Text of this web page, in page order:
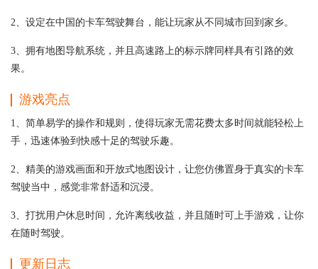
2、设定在中国的卡车驾驶舞台，能让玩家从不同城市回到家乡。
3、拥有地图导航系统，并且高速路上的标示牌同样具有引路的效
果。
游戏亮点
1、简单易学的操作和规则，使得玩家无需花费太多时间就能轻松上
手，迅速体验到快感十足的驾驶乐趣。
2、精美的游戏画面和开放式地图设计，让您仿佛置身于真实的卡车
驾驶当中，感觉非常舒适和沉浸。
3、打扰用户休息时间，允许离线收益，并且随时可上手游戏，让你
在随时驾驶。
更新日志